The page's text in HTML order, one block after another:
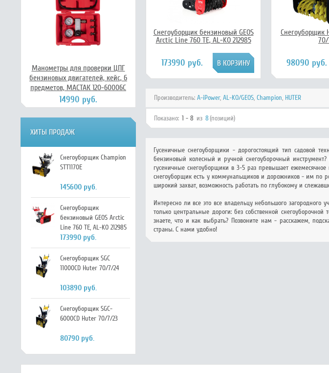
Снегоуборщик бензиновый GEOS
Arctic Line 760 TE, AL-KO 212985
173990 руб.
Снегоуборщик
98090 руб.
Производитель: A-iPower, AL-KO/GEOS, Champion, HUTER
Показано: 1 - 8 из 8(позиций)
Гусеничные снегоуборщики - дорогостоящий тип садовой
бензиновый колесный и ручной снегоуборочный
гусеничные снегоуборщики в 3-5 раз превышает
снегоуборщик есть у коммунальщиков и дорожников - им по
широкий захват, возможность работать по глубокому и
Интересно ли все это все владельцу небольшого загородного
только центральные дороги: без собственной
знаете, что и как выбрать? Позвоните нам - расскажем,
страны. С нами удобно!
Манометры для проверки ЦПГ
бензиновых двигателей, кейс, 6
предметов, МАСТАК 120-60006C
14990 руб.
ХИТЫ ПРОДАЖ
Снегоуборщик Champion
STT1170E
145600 руб.
Снегоуборщик
бензиновый GEOS Arctic
Line 760 TE, AL-KO 212985
173990 руб.
Снегоуборщик SGC
11000CD Huter 70/7/24
103890 руб.
Снегоуборщик SGC-
6000CD Huter 70/7/23
80790 руб.